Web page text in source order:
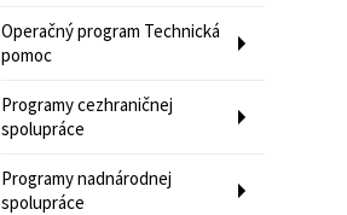
Operačný program Technická
pomoc
Programy cezhraničnej
spolupráce
Programy nadnárodnej
spolupráce